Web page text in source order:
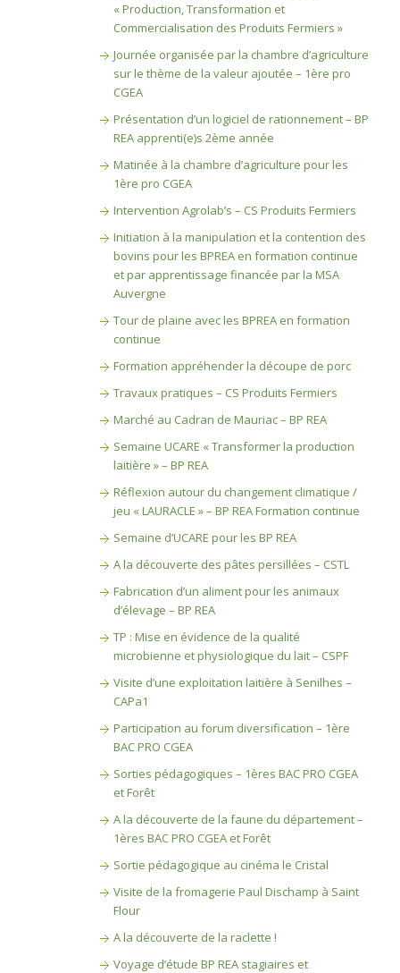
« Production, Transformation et
Commercialisation des Produits Fermiers »
Journée organisée par la chambre d’agriculture
sur le thème de la valeur ajoutée – 1ère pro
CGEA
Présentation d’un logiciel de rationnement – BP
REA apprenti(e)s 2ème année
Matinée à la chambre d’agriculture pour les
1ère pro CGEA
Intervention Agrolab’s – CS Produits Fermiers
Initiation à la manipulation et la contention des
bovins pour les BPREA en formation continue
et par apprentissage financée par la MSA
Auvergne
Tour de plaine avec les BPREA en formation
continue
Formation appréhender la découpe de porc
Travaux pratiques – CS Produits Fermiers
Marché au Cadran de Mauriac – BP REA
Semaine UCARE « Transformer la production
laitière » – BP REA
Réflexion autour du changement climatique /
jeu « LAURACLE » – BP REA Formation continue
Semaine d’UCARE pour les BP REA
A la découverte des pâtes persillées – CSTL
Fabrication d’un aliment pour les animaux
d’élevage – BP REA
TP : Mise en évidence de la qualité
microbienne et physiologique du lait – CSPF
Visite d’une exploitation laitière à Senilhes –
CAPa1
Participation au forum diversification – 1ère
BAC PRO CGEA
Sorties pédagogiques – 1ères BAC PRO CGEA
et Forêt
A la découverte de la faune du département –
1ères BAC PRO CGEA et Forêt
Sortie pédagogique au cinéma le Cristal
Visite de la fromagerie Paul Dischamp à Saint
Flour
A la découverte de la raclette !
Voyage d’étude BP REA stagiaires et